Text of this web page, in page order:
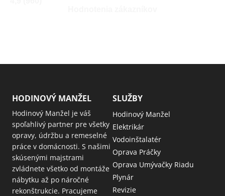
HODINOVÝ MANŽEL
Hodinový Manžel je váš
spoľahlivý partner pre všetky
opravy, údržbu a remeselné
práce v domácnosti. S našimi
skúsenými majstrami
zvládnete všetko od montáže
nábytku až po náročné
rekonštrukcie. Pracujeme
SLUŽBY
Hodinový Manžel
Elektrikár
Vodoinštalatér
Oprava Práčky
Oprava Umývačky Riadu
Plynár
Revizie